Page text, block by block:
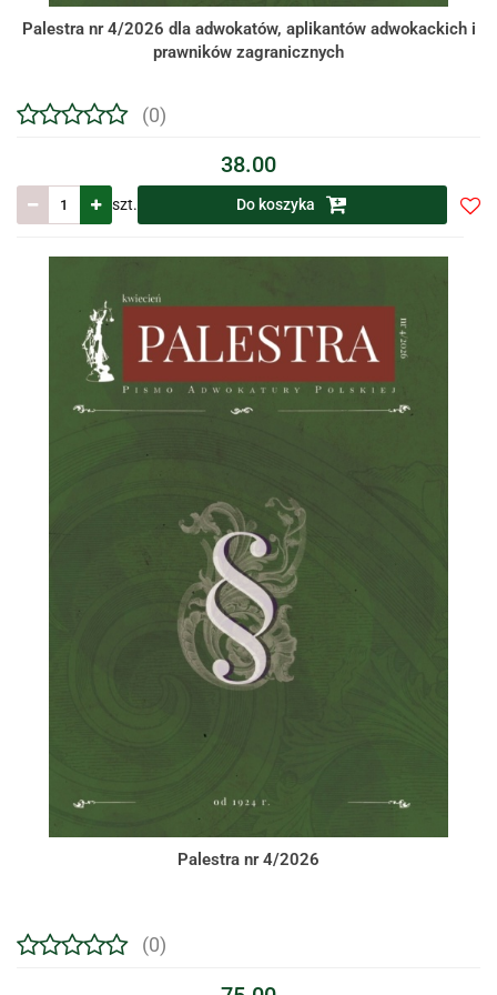
Palestra nr 4/2026 dla adwokatów, aplikantów adwokackich i
prawników zagranicznych
(0)
38.00
szt. Do koszyka
Palestra nr 4/2026
(0)